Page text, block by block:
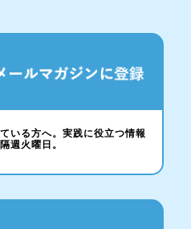
いる方へ。実践に役立つ情報
週火曜日。